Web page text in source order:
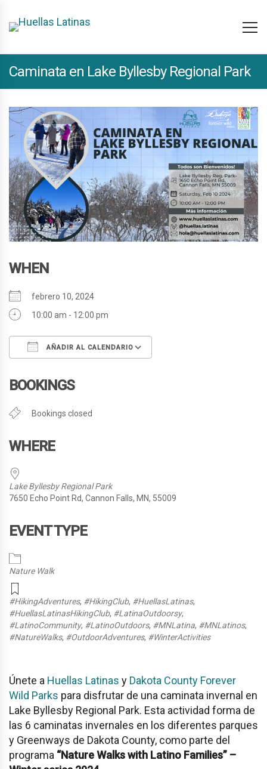
Caminata en Lake Byllesby Regional Park
WHEN
febrero 10, 2024
10:00 am - 12:00 pm
AÑADIR AL CALENDARIO
BOOKINGS
Bookings closed
WHERE
Lake Byllesby Regional Park
7650 Echo Point Rd, Cannon Falls, MN, 55009
EVENT TYPE
Nature Walk
#HikingAdventures, #HikingClub, #HuellasLatinas,
#HuellasLatinasHikingClub, #LatinaOutdoorsy,
#LatinoCommunity, #LatinoOutdoors, #MNLatina, #MNLatinos,
#NatureWalks, #OutdoorAdventures, #WinterActivities
Únete a Huellas Latinas y Dakota County Forever
Wild Parks para disfrutar de una caminata invernal en
Lake Byllesby Regional Park. Esta actividad forma de
las 6 caminatas invernales en los diferentes parques
y Greenways de Dakota County, como parte del
programa “Nature Walks with Latino Families” –